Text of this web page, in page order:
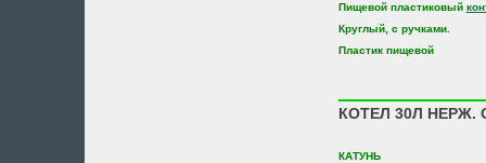
Пищевой пластиковый
Круглый, с ручками.
Пластик пищевой
КОТЕЛ 30Л НЕРЖ.
КАТУНЬ